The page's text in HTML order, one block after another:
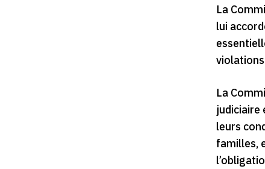
La
lui
La
judiciaire
leurs
familles,